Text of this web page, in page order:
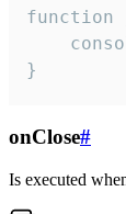
function
}
onClose#
Is executed